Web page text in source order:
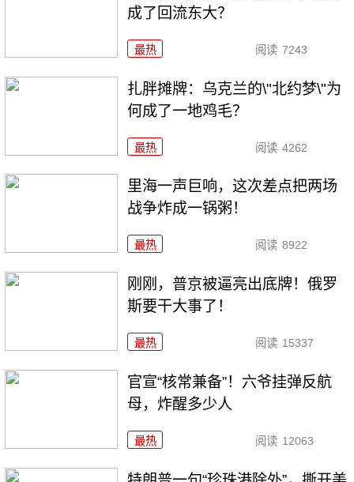
成了回流东大？
最热 阅读 7243
扎胖摊牌：乌克兰的\"北约梦\"为
何成了一地鸡毛？
最热 阅读 4262
里海一声巨响，这次差点把两场
战争炸成一锅粥！
最热 阅读 8922
刚刚，普京被逼亮出底牌！俄罗
斯要干大事了！
最热 阅读 15337
官宣“核常兼备”！六爷挂弹反航
母，炸醒多少人
最热 阅读 12063